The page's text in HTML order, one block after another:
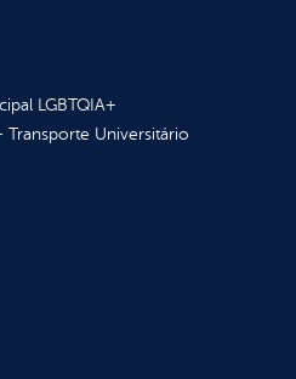
LGBTQIA+
Transporte Universitário